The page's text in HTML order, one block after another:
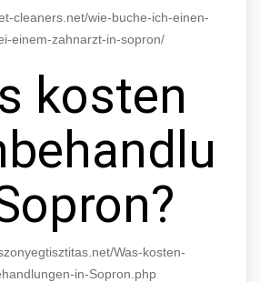
cleaners.net/wie-buche-ich-einen-
einem-zahnarzt-in-sopron/
kosten
Was-kosten-
in-Sopron.php